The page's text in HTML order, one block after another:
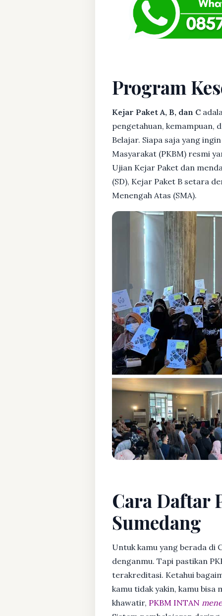
Program
Kejar Paket A, B, dan C
pengetahuan, kemampuan,
Belajar. Siapa saja yang
Masyarakat (PKBM) resmi
Ujian Kejar Paket dan
(SD), Kejar Paket B setara
Menengah Atas (SMA).
Cara Daftar
Sumedang
Untuk kamu yang berada di
denganmu. Tapi pastikan
terakreditasi. Ketahui
kamu tidak yakin, kamu
khawatir, PKBM INTAN